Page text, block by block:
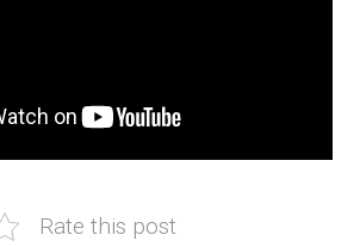
Rate this post